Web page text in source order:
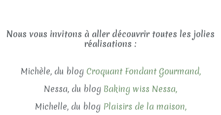
Nous vous invitons à aller découvrir toutes les jolies
réalisations :
Michèle, du blog Croquant Fondant Gourmand,
Nessa, du blog Baking wiss Nessa,
Michelle, du blog Plaisirs de la maison,